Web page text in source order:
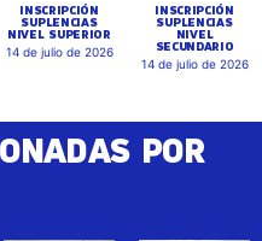
INSCRIPCIÓN
SUPLENCIAS
NIVEL SUPERIOR
14 de julio de 2026
INSCRIPCIÓN
SUPLENCIAS
NIVEL
SECUNDARIO
14 de julio de 2026
POR